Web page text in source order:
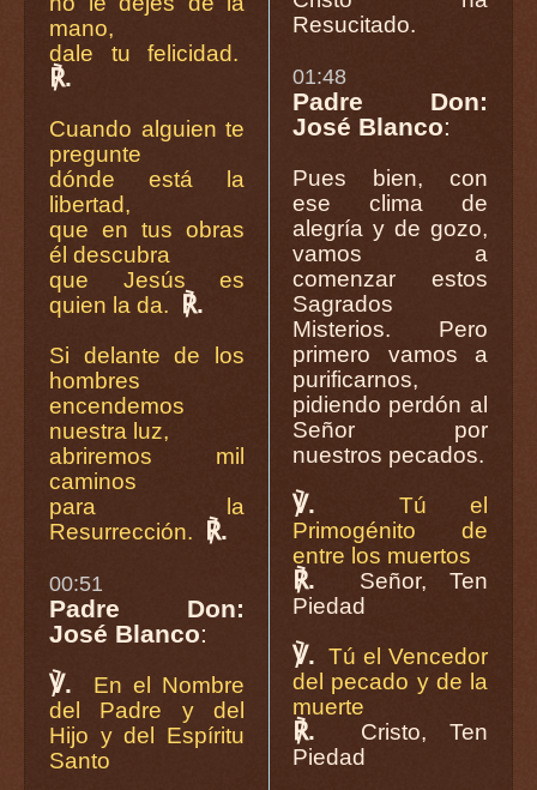
mano,
dale tu felicidad.
℟.
Cuando alguien te
pregunte
dónde está la
libertad,
que en tus obras
él descubra
que Jesús es
quien la da.
℟.
Si delante de los
hombres
encendemos
nuestra luz,
abriremos mil
caminos
para la
Resurrección.
℟.
00:51
Padre Don:
José Blanco:
℣.
En el Nombre
del Padre y del
Hijo y del Espíritu
Santo
Resucitado.
01:48
Padre Don:
José Blanco:
Pues bien, con
ese clima de
alegría y de gozo,
vamos a
comenzar estos
Sagrados
Misterios. Pero
primero vamos a
purificarnos,
pidiendo perdón al
Señor por
nuestros pecados.
℣.
Tú el
Primogénito de
entre los muertos
℟.
Señor, Ten
Piedad
℣. Tú el Vencedor
del pecado y de la
muerte
℟.
Cristo, Ten
Piedad